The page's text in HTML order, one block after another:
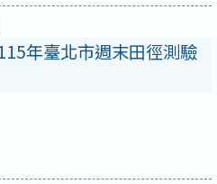
年臺北市週末田徑測驗